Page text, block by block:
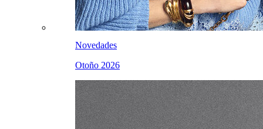
Novedades
Otoño 2026